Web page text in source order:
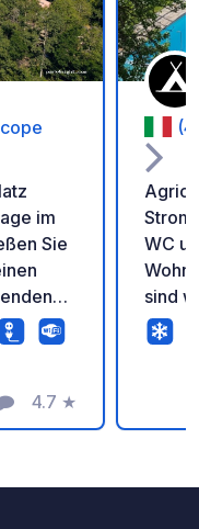
im
Sie
mit
4.7
Bewertung
★
WC
sind